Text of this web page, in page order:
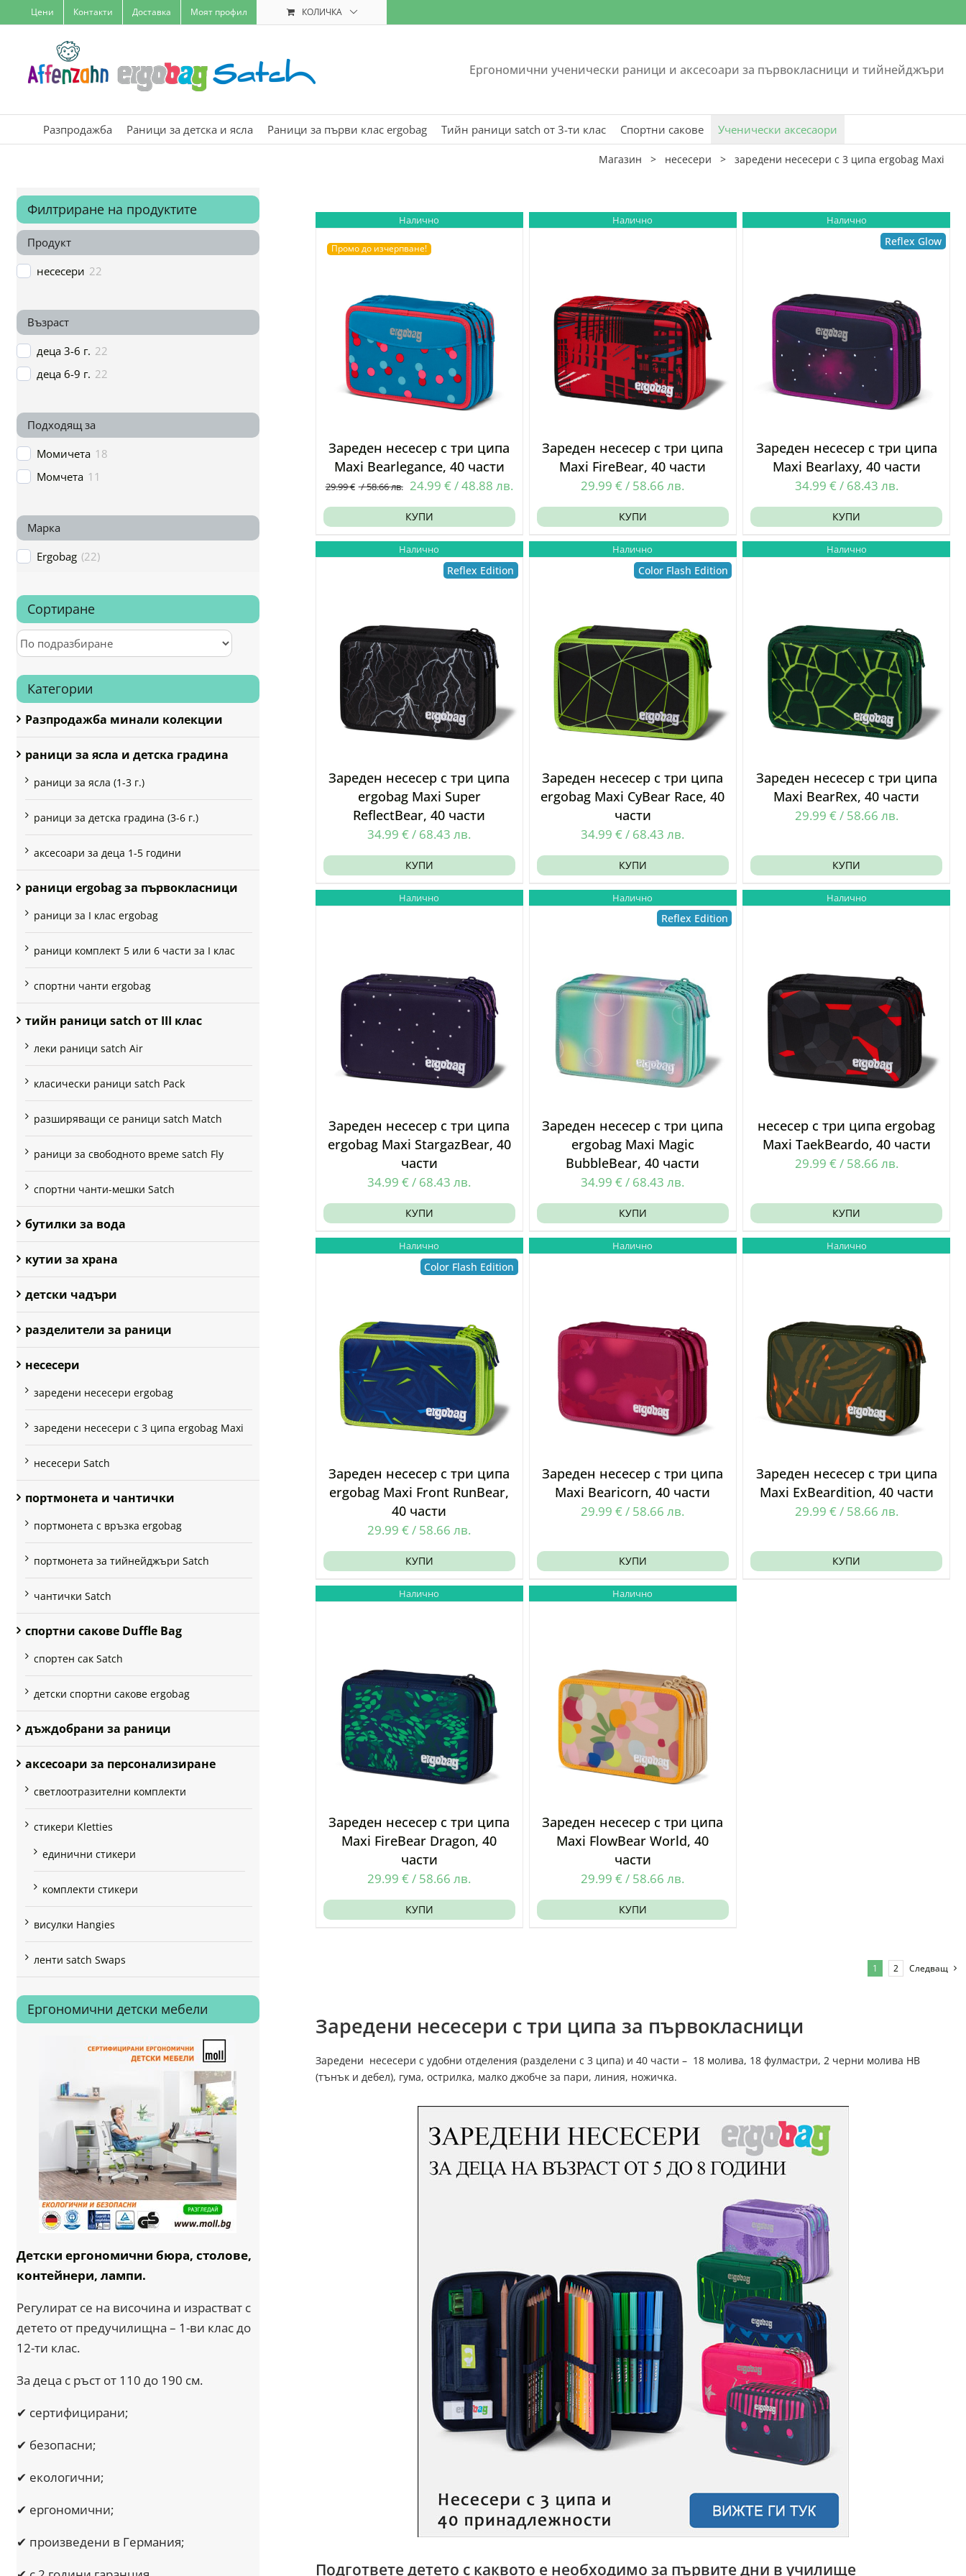
to
Цени Контакти Доставка Моят профил КОЛИЧКА
Ергономични ученически раници и аксесоари за първокласници и тийнейджъри
Разпродажба Раници за детска и ясла Раници за първи клас ergobag Тийн раници satch от 3-ти клас Спортни сакове Ученически аксесаори
Магазин > несесери > заредени несесери с 3 ципа ergobag Maxi
Налично
Промо до изчерпване!
Зареден несесер с три ципа
Maxi Bearlegance, 40 части
29.99€ /58.66лв. Original
price
was:
29.99 €
24.99 € /48.88 лв.Текущата
цена
е:
24.99 €
/
КУПИ
Налично
Зареден несесер с три ципа
Maxi FireBear, 40 части
29.99€ / 58.66лв.
КУПИ
Налично
Reflex Glow
Зареден несесер с три ципа
Maxi Bearlaxy, 40 части
34.99 € / 68.43 лв.
КУПИ
Налично
Reflex Edition
Зареден несесер с три ципа
ergobag Maxi Super
ReflectBear, 40 части
34.99€ / 68.43лв.
КУПИ
Налично
Color Flash Edition
Зареден несесер с три ципа
ergobag Maxi CyBear Race, 40
части
34.99€ / 68.43лв.
КУПИ
Налично
Зареден несесер с три ципа
Maxi BearRex, 40 части
29.99 € / 58.66 лв.
КУПИ
Налично
Зареден несесер с три ципа
ergobag Maxi StargazBear, 40
части
34.99€ / 68.43лв.
КУПИ
Налично
Reflex Edition
Зареден несесер с три ципа
ergobag Maxi Magic
BubbleBear, 40 части
34.99€ / 68.43лв.
КУПИ
Налично
несесер с три ципа ergobag
Maxi TaekBeardo, 40 части
29.99 € / 58.66 лв.
КУПИ
Налично
Color Flash Edition
Зареден несесер с три ципа
ergobag Maxi Front RunBear,
40 части
29.99€ / 58.66лв.
КУПИ
Налично
Зареден несесер с три ципа
Maxi Bearicorn, 40 части
29.99€ / 58.66лв.
КУПИ
Налично
Зареден несесер с три ципа
Maxi ExBeardition, 40 части
29.99 € / 58.66 лв.
КУПИ
Налично
Зареден несесер с три ципа
Maxi FireBear Dragon, 40
части
29.99€ / 58.66 лв.
КУПИ
Налично
Зареден несесер с три ципа
Maxi FlowBear World, 40
части
29.99€ / 58.66 лв.
КУПИ
1 2 Следващ
Заредени несесери с три ципа за първокласници
Заредени несесери с удобни отделения (разделени с 3 ципа) и 40 части – 18 молива, 18 фулмастри, 2 черни молива HB
(тънък и дебел), гума, острилка, малко джобче за пари, линия, ножичка.
Подгответе детето с каквото е необходимо за първите дни в училище
Филтриране на продуктите
Продукт
несесери 22
Възраст
деца 3-6 г. 22
деца 6-9 г. 22
Подходящ за
Момичета 18
Момчета 11
Марка
Ergobag (22)
Сортиране
Категории
Разпродажба минали колекции
раници за ясла и детска градина
раници за ясла (1-3 г.)
раници за детска градина (3-6 г.)
аксесоари за деца 1-5 години
раници ergobag за първокласници
раници за I клас ergobag
раници комплект 5 или 6 части за I клас
спортни чанти ergobag
тийн раници satch от III клас
леки раници satch Air
класически раници satch Pack
разширяващи се раници satch Match
раници за свободното време satch Fly
спортни чанти-мешки Satch
бутилки за вода
кутии за храна
детски чадъри
разделители за раници
несесери
заредени несесери ergobag
заредени несесери с 3 ципа ergobag Maxi
несесери Satch
портмонета и чантички
портмонета с връзка ergobag
портмонета за тийнейджъри Satch
чантички Satch
спортни сакове Duffle Bag
спортен сак Satch
детски спортни сакове ergobag
дъждобрани за раници
аксесоари за персонализиране
светлоотразителни комплекти
стикери Kletties
единични стикери
комплекти стикери
висулки Hangies
ленти satch Swaps
Ергономични детски мебели
Детски ергономични бюра, столове,
контейнери, лампи.
Регулират се на височина и израстват с
детето от предучилищна – 1-ви клас до
12-ти клас.
За деца с ръст от 110 до 190 см.
✔ сертифицирани;
✔ безопасни;
✔ екологични;
✔ ергономични;
✔ произведени в Германия;